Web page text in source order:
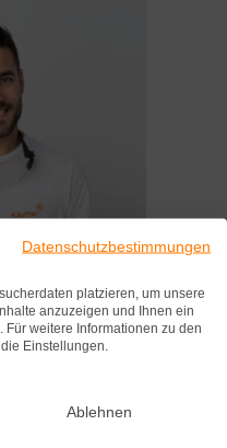
Datenschutzbestimmungen
platzieren, um unsere
anzuzeigen und Ihnen ein
weitere Informationen zu den
Einstellungen.
Ablehnen